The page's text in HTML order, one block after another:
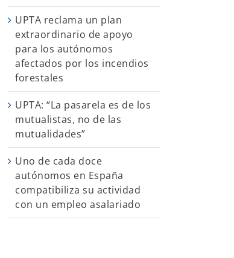
UPTA reclama un plan
extraordinario de apoyo
para los autónomos
afectados por los incendios
forestales
UPTA: “La pasarela es de los
mutualistas, no de las
mutualidades”
Uno de cada doce
autónomos en España
compatibiliza su actividad
con un empleo asalariado